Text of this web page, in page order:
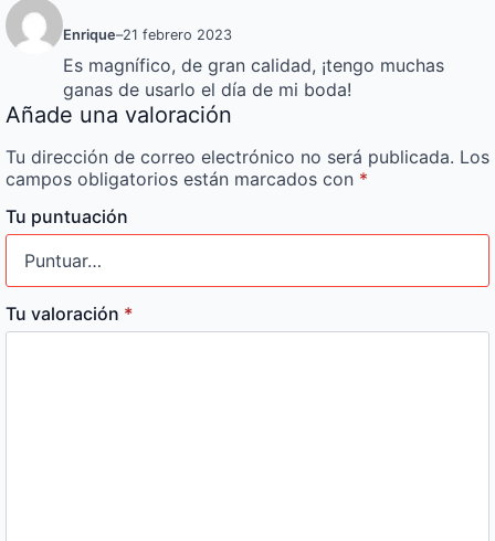
Enrique–21 febrero 2023
Es magnífico, de gran calidad, ¡tengo muchas
ganas de usarlo el día de mi boda!
Añade una valoración
Tu dirección de correo electrónico no será publicada. Los
campos obligatorios están marcados con *
Tu puntuación
Tu valoración *